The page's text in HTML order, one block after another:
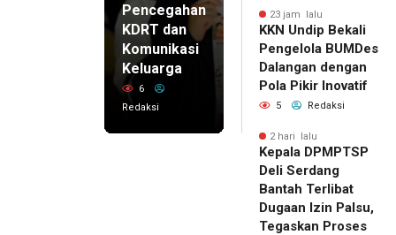
Pencegahan
KDRT dan
Komunikasi
Keluarga
6
Redaksi
23 jam lalu
KKN Undip Bekali
Pengelola BUMDes
Dalangan dengan
Pola Pikir Inovatif
5 Redaksi
2 hari lalu
Kepala DPMPTSP
Deli Serdang
Bantah Terlibat
Dugaan Izin Palsu,
Tegaskan Proses